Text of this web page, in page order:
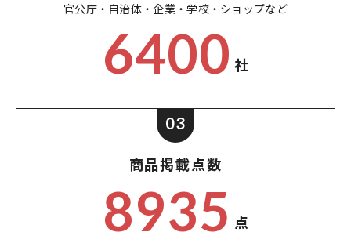
官公庁・自治体・企業・学校・ショップなど
6400 社
03
商品掲載点数
8935 点